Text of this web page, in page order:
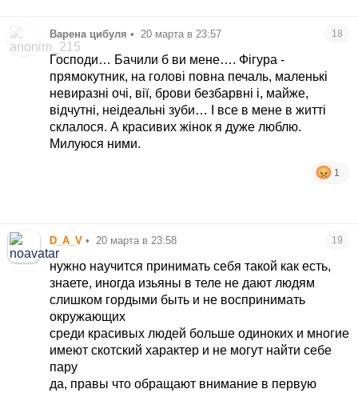
Варена цибуля • 20 марта в 23:57 18
Господи… Бачили б ви мене…. Фігура -
прямокутник, на голові повна печаль, маленькі
невиразні очі, вії, брови безбарвні і, майже,
відчутні, неідеальні зуби… І все в мене в житті
склалося. А красивих жінок я дуже люблю.
Милуюся ними.
1
D_A_V • 20 марта в 23:58 19
нужно научится принимать себя такой как есть,
знаете, иногда изьяны в теле не дают людям
слишком гордыми быть и не воспринимать
окружающих
среди красивых людей больше одиноких и многие
имеют скотский характер и не могут найти себе
пару
да, правы что обращают внимание в первую